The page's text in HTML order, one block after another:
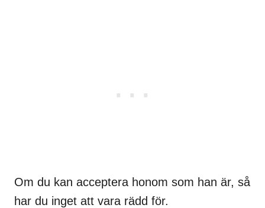
Om du kan acceptera honom som han är, så
har du inget att vara rädd för.